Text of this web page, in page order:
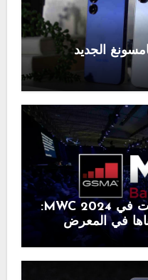
الجديد
أفضل المنتجات والابتكارات في MWC 2024:
في المعرض